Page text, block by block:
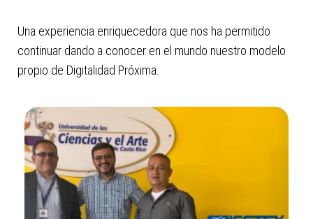
Una experiencia enriquecedora que nos ha permitido
continuar dando a conocer en el mundo nuestro modelo
propio de Digitalidad Próxima.